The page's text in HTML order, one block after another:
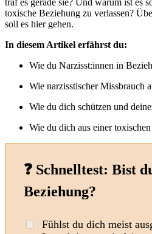
toxische Beziehung zu verlassen?
soll es hier gehen.
In diesem Artikel erfährst du:
Wie du Narzisst:innen in
Wie narzisstischer Missbrauch
Wie du dich schützen und
Wie du dich aus einer
❓ Schnelltest: Bist
Beziehung?
Fühlst du dich meist